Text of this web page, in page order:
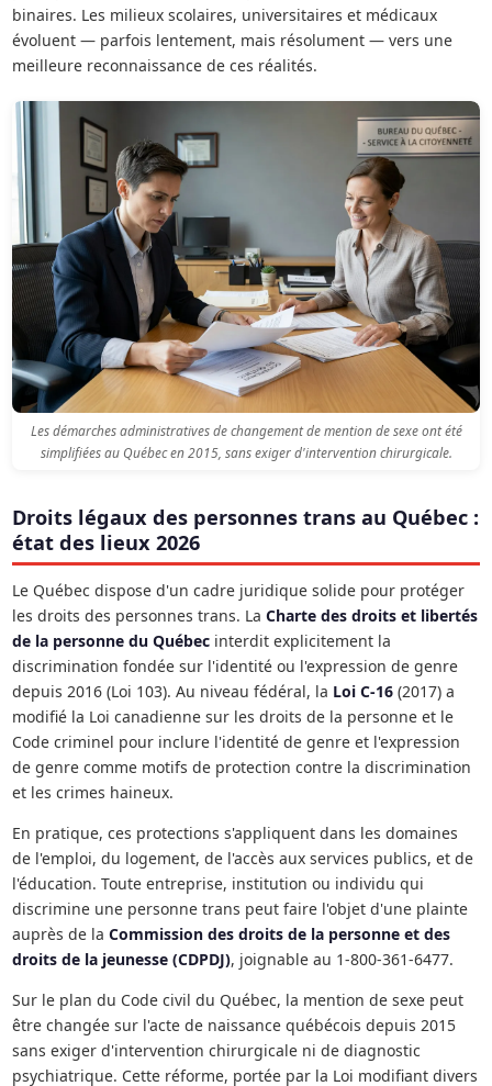
binaires. Les milieux scolaires, universitaires et médicaux
évoluent — parfois lentement, mais résolument — vers une
meilleure reconnaissance de ces réalités.
Les démarches administratives de changement de mention de sexe ont été
simplifiées au Québec en 2015, sans exiger d'intervention chirurgicale.
Droits légaux des personnes trans au Québec :
état des lieux 2026
Le Québec dispose d'un cadre juridique solide pour protéger
les droits des personnes trans. LaCharte des droits et libertés
de la personne du Québec interdit explicitement la
discrimination fondée sur l'identité ou l'expression de genre
depuis 2016 (Loi 103). Au niveau fédéral, la Loi C-16 (2017) a
modifié la Loi canadienne sur les droits de la personne et le
Code criminel pour inclure l'identité de genre et l'expression
de genre comme motifs de protection contre la discrimination
et les crimes haineux.
En pratique, ces protections s'appliquent dans les domaines
de l'emploi, du logement, de l'accès aux services publics, et de
l'éducation. Toute entreprise, institution ou individu qui
discrimine une personne trans peut faire l'objet d'une plainte
auprès de laCommission des droits de la personne et des
droits de la jeunesse (CDPDJ), joignable au 1-800-361-6477.
Sur le plan du Code civil du Québec, la mention de sexe peut
être changée sur l'acte de naissance québécois depuis 2015
sans exiger d'intervention chirurgicale ni de diagnostic
psychiatrique. Cette réforme, portée par la Loi modifiant divers